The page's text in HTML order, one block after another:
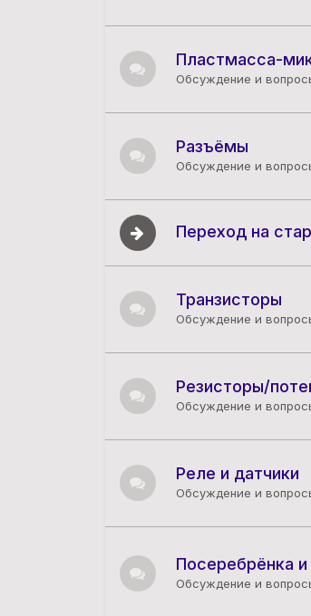
Пластмасса-
Обсуждение и
Разъёмы
Обсуждение и
Переход на
Транзисторы
Обсуждение и
Резисторы/
Обсуждение и
Реле и датчики
Обсуждение и
Посеребрёнка
Обсуждение и